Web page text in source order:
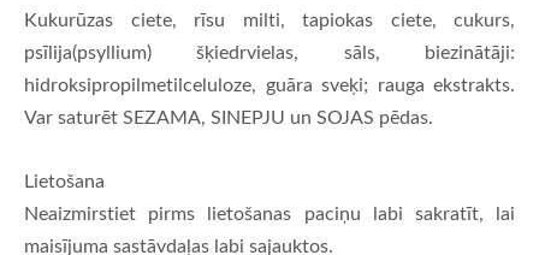
Kukurūzas ciete, rīsu milti, tapiokas ciete, cukurs,
psīlija(psyllium) šķiedrvielas, sāls, biezinātāji:
hidroksipropilmetilceluloze, guāra sveķi; rauga ekstrakts.
Var saturēt SEZAMA, SINEPJU un SOJAS pēdas.
Lietošana
Neaizmirstiet pirms lietošanas paciņu labi sakratīt, lai
maisījuma sastāvdaļas labi sajauktos.